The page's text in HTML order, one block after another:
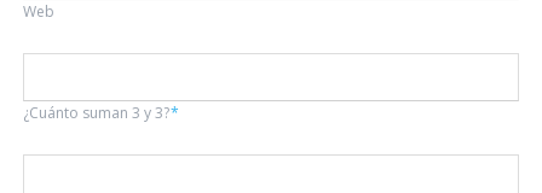
Web
¿Cuánto suman 3 y 3?*